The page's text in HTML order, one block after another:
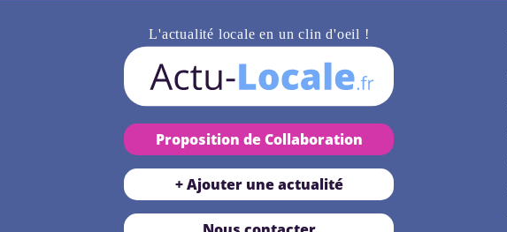
L'actualité locale en un clin d'oeil !
Proposition de Collaboration
+ Ajouter une actualité